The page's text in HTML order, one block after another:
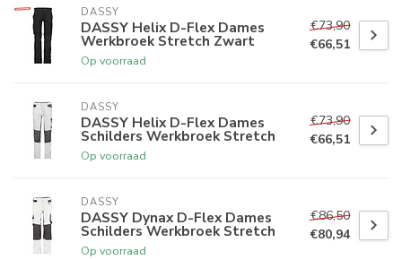
DASSY
DASSY Helix D-Flex Dames
Werkbroek Stretch Zwart
Op voorraad
€73,90
€66,51
DASSY
DASSY Helix D-Flex Dames
Schilders Werkbroek Stretch
Op voorraad
€73,90
€66,51
DASSY
DASSY Dynax D-Flex Dames
Schilders Werkbroek Stretch
Op voorraad
€86,50
€80,94